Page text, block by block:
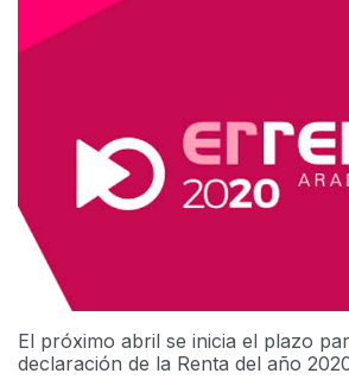
El próximo abril se inicia el plazo
declaración de la Renta del año